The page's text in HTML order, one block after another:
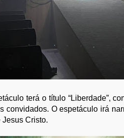
terá o título “Liberdade”,
convidados. O espetáculo irá
Cristo.